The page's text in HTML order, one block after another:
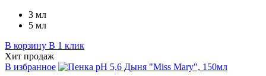
3 мл
5 мл
В корзину В 1 клик
Хит продаж
В избранное